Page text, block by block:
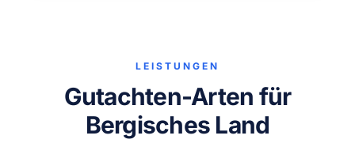
LEISTUNGEN
Gutachten-Arten für
Bergisches Land